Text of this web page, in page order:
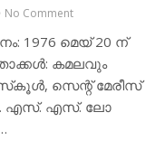
No Comment
1976 മെയ് 20 ന്
കമലവും
സെന്റ് മേരീസ്
എസ്. എസ്. ലോ